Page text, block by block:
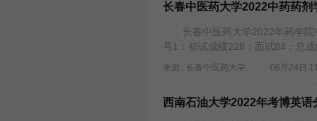
长春中医药大学2022中药药
长春中医药大学2022年药学院
号1：初试成绩228；面试84；
来源 : 长春中医药大学 06月24日
西南石油大学2022年考博英语